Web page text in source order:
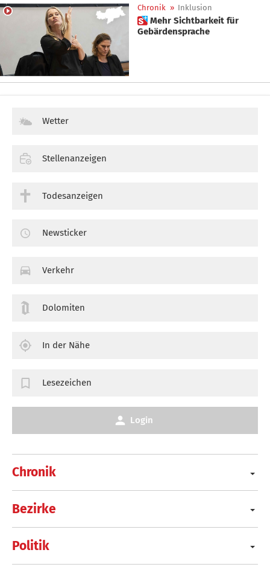
Chronik » Inklusion
 Mehr Sichtbarkeit für
Gebärdensprache
Chronik
Bezirke
Politik
Wetter
Stellenanzeigen
Todesanzeigen
Newsticker
Verkehr
Dolomiten
In der Nähe
Lesezeichen
Login